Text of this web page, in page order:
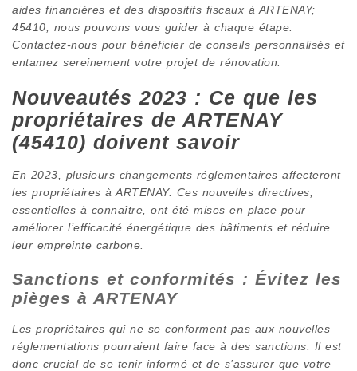
aides financières et des dispositifs fiscaux à ARTENAY;
45410, nous pouvons vous guider à chaque étape.
Contactez-nous pour bénéficier de conseils personnalisés et
entamez sereinement votre projet de rénovation.
Nouveautés 2023 : Ce que les
propriétaires de ARTENAY
(45410) doivent savoir
En 2023, plusieurs changements réglementaires affecteront
les propriétaires à ARTENAY. Ces nouvelles directives,
essentielles à connaître, ont été mises en place pour
améliorer l’efficacité énergétique des bâtiments et réduire
leur empreinte carbone.
Sanctions et conformités : Évitez les
pièges à ARTENAY
Les propriétaires qui ne se conforment pas aux nouvelles
réglementations pourraient faire face à des sanctions. Il est
donc crucial de se tenir informé et de s’assurer que votre